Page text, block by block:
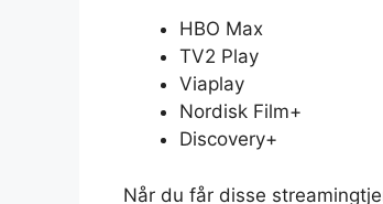
HBO Max
TV2 Play
Viaplay
Nordisk Film+
Discovery+
Når du får disse